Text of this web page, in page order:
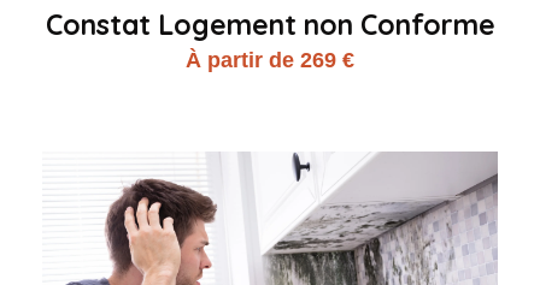
Constat Logement non Conforme
À partir de 269 €